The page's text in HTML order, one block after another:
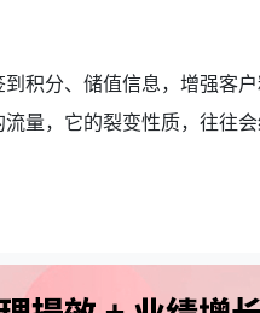
积分、储值信息，增强客
量，它的裂变性质，往往